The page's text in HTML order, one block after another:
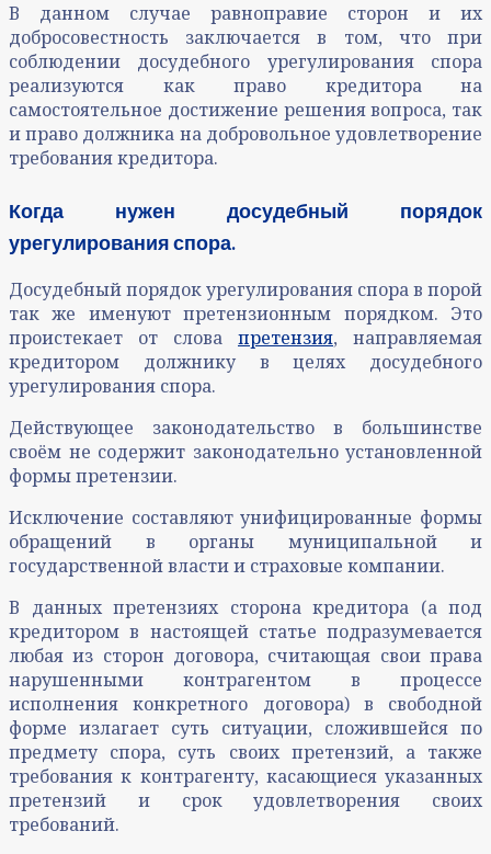
В данном случае равноправие сторон и их
добросовестность заключается в том, что при
соблюдении досудебного урегулирования спора
реализуются как право кредитора на
самостоятельное достижение решения вопроса, так
и право должника на добровольное удовлетворение
требования кредитора.
Когда нужен досудебный порядок
урегулирования спора.
Досудебный порядок урегулирования спора в порой
так же именуют претензионным порядком. Это
проистекает от слова претензия, направляемая
кредитором должнику в целях досудебного
урегулирования спора.
Действующее законодательство в большинстве
своём не содержит законодательно установленной
формы претензии.
Исключение составляют унифицированные формы
обращений в органы муниципальной и
государственной власти и страховые компании.
В данных претензиях сторона кредитора (а под
кредитором в настоящей статье подразумевается
любая из сторон договора, считающая свои права
нарушенными контрагентом в процессе
исполнения конкретного договора) в свободной
форме излагает суть ситуации, сложившейся по
предмету спора, суть своих претензий, а также
требования к контрагенту, касающиеся указанных
претензий и срок удовлетворения своих
требований.